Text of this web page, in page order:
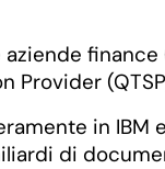
finance
Provider
in
di